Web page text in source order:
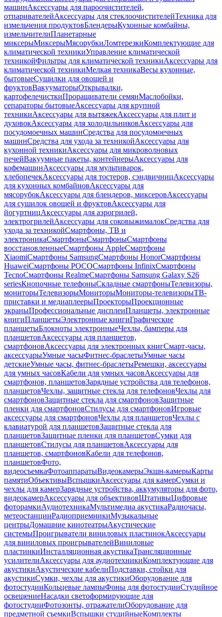
машинАксессуары для пароочистителей,
отпаривателейАксессуары для стеклоочистителейТехника для
измельчения продуктовБлендерыКухонные комбайны,
измельчителиПланетарные
миксерыМиксерыМясорубкиЛомтерезкиКомплектующие для
климатической техникиУправление климатической
техникойФильтры для климатической техникиАксессуары для
климатической техникиМелкая техникаВесы кухонные,
бытовыеСушилки для овощей и
фруктовВакууматорыОткрывалки,
картофелечисткиПроращиватели семянМаслобойки,
сепараторы бытовыеАксессуары для крупной
техникиАксессуары для вытяжекАксессуары для плит и
духовокАксессуары для холодильниковАксессуары для
посудомоечных машинСредства для посудомоечных
машинСредства для ухода за техникойАксессуары для
кухонной техникиАксессуары для микроволновых
печейВакуумные пакеты, контейнерыАксессуары для
кофемашинАксессуары для мультиварок,
хлебопечекАксессуары для тостеров, сэндвичницАксессуары
для кухонных комбайновАксессуары для
мясорубокАксессуары для блендеров, миксеровАксессуары
для сушилок овощей и фруктовАксессуары для
йогуртницАксессуары для аэрогрилей,
электрогрилейАксессуары для соковыжималокСредства для
ухода за техникойСмартфоны, ТВ и
электроникаСмартфоныСмартфоныСмартфоны
восстановленныеСмартфоны AppleСмартфоны
XiaomiСмартфоны SamsungСмартфоны HonorСмартфоны
HuaweiСмартфоны POCOСмартфоны InfinixСмартфоны
TecnoСмартфоны RealmeСмартфоны Samsung Galaxy S26
seriesКнопочные телефоныСкладные смартфоныТелевизоры,
мониторыТелевизорыМониторыМониторы-телевизорыТВ-
приставки и медиаплеерыПроекторыПроекционные
экраныПрофессиональные дисплеиПланшеты, электронные
книгиПланшетыЭлектронные книгиГрафические
планшетыБлокноты электронныеЧехлы, бамперы для
планшетовАксессуары для планшетов,
смартфоновАксессуары для электронных книгСмарт-часы,
аксессуарыУмные часыФитнес-браслетыУмные часы
детскиеУмные часы, фитнес-браслетыРемешки, аксессуары
для умных часовКабели для умных часовАксессуары для
смартфонов, планшетовЗарядные устройства для телефонов,
планшетовЧехлы, защитные стекла для телефоновЧехлы для
смартфоновЗащитные стекла для смартфоновЗащитные
пленки для смартфоновСтилусы для смартфоновИгровые
аксессуары для смартфоновЧехлы для планшетовЧехлы с
клавиатурой для планшетовЗащитные стекла для
планшетовЗащитные пленки для планшетовСумки для
планшетовСтилусы для планшетовАксессуары для
планшетов, смартфоновКабели для телефонов,
планшетовФото,
видеосъемкаФотоаппаратыВидеокамерыЭкшн-камерыКарты
памятиОбъективыВспышкиАксессуары для камерСумки и
чехлы для камерЗарядные устройства, аккумуляторы для фото,
видеокамерАксессуары для объективовШтативыЦифровые
фоторамкиАудиотехникаМультимедиа акустикаРадиочасы,
метеостанцииРадиоприемникиМузыкальные
центрыДомашние кинотеатрыАкустические
системыПроигрыватели виниловых пластинокАксессуары
для виниловых проигрывателейВиниловые
пластинкиИнсталляционная акустикаТрансляционные
усилителиАксессуары для аудиотехникиКомплектующие для
акустикиАкустические кабелиПодставки, стойки для
акустикиСумки, чехлы для акустикиОборудование для
фотостудииКольцевые лампыФоны для фотостудииСтудийное
освещениеНасадки светоформирующие для
фотостудииФотозонты, отражателиОборудование для
предметной съемкиВспышки студийныеКомплекты